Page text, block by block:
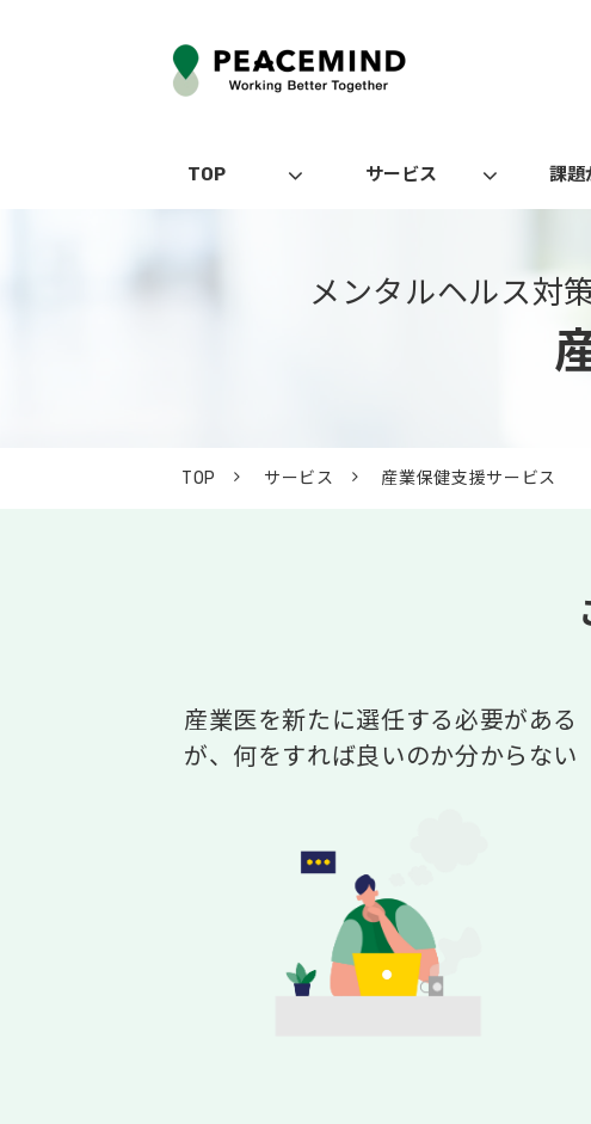
TOP サービス 課題
メンタルヘルス対
TOP サービス 産業保健支援サービス
産業医を新たに選任する必要がある
が、何をすれば良いのか分からない